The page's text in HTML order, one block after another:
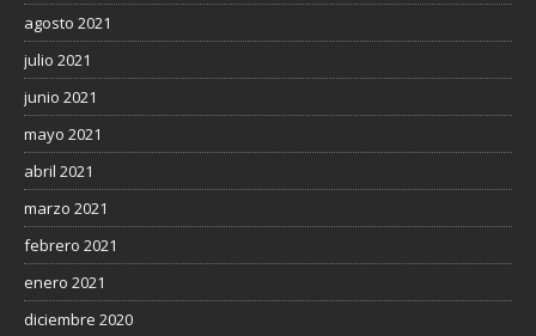
agosto 2021
julio 2021
junio 2021
mayo 2021
abril 2021
marzo 2021
febrero 2021
enero 2021
diciembre 2020